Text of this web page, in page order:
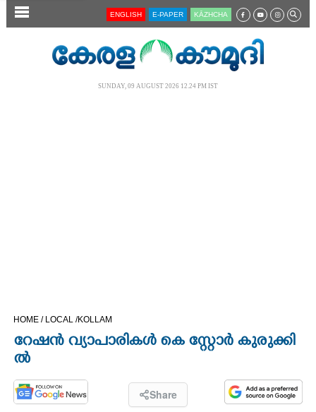
SECTIONS ENGLISH E-PAPER KĀZHCHA
SUNDAY, 09 AUGUST 2026 12.24 PM IST
HOME / LOCAL /KOLLAM
റേഷൻ വ്യാപാരി​കൾ കെ സ്റ്റോർ കുരുക്കി​
ൽ
Share